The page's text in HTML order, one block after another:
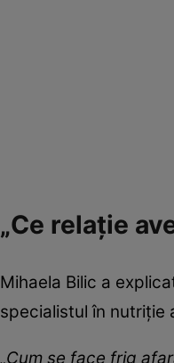
„Ce relație
Mihaela Bilic a
specialistul în nutriție
„Cum se face frig